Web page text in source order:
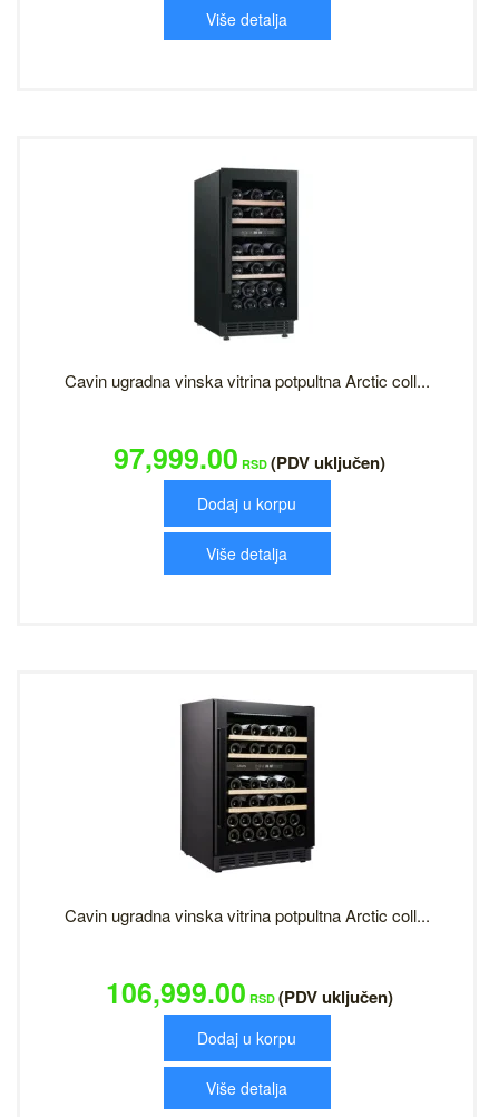
Više detalja
Cavin ugradna vinska vitrina potpultna Arctic coll...
97,999.00 RSD (PDV uključen)
Dodaj u korpu
Više detalja
Cavin ugradna vinska vitrina potpultna Arctic coll...
106,999.00 RSD (PDV uključen)
Dodaj u korpu
Više detalja